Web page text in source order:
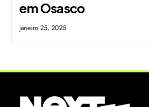
em Osasco
janeiro 25, 2025